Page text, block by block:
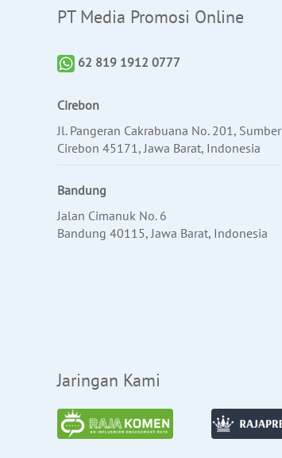
PT Media Promosi Online
62 819 1912 0777
Cirebon
Jl. Pangeran Cakrabuana No. 201, Sumber
Cirebon 45171, Jawa Barat, Indonesia
Bandung
Jalan Cimanuk No. 6
Bandung 40115, Jawa Barat, Indonesia
Jaringan Kami